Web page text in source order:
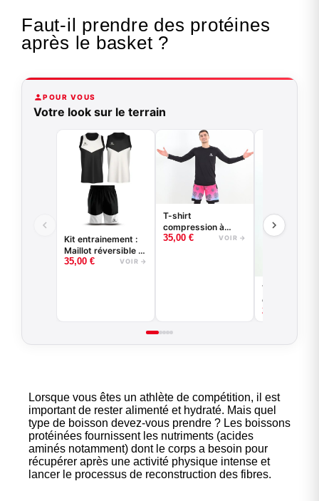
Faut-il prendre des protéines
après le basket ?
POUR VOUS
Votre look sur le terrain
Kit entrainement :
Maillot réversible +
short
35,00 € VOIR →
T-shirt
compression à
manches longues
35,00 € VOIR →
T-shirt de
compression
basketball -
29,00
Lorsque vous êtes un athlète de compétition, il est
important de rester alimenté et hydraté. Mais quel
type de boisson devez-vous prendre ? Les boissons
protéinées fournissent les nutriments (acides
aminés notamment) dont le corps a besoin pour
récupérer après une activité physique intense et
lancer le processus de reconstruction des fibres.